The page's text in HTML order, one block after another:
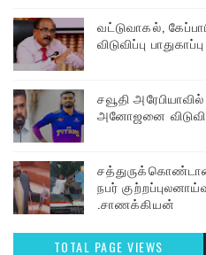
வட்டுவாகல்,
விடுவிப்பு
சவூதி
அனோஜனை
நபர்
.சாணக்கியன்
TOTAL PAGE VIEWS